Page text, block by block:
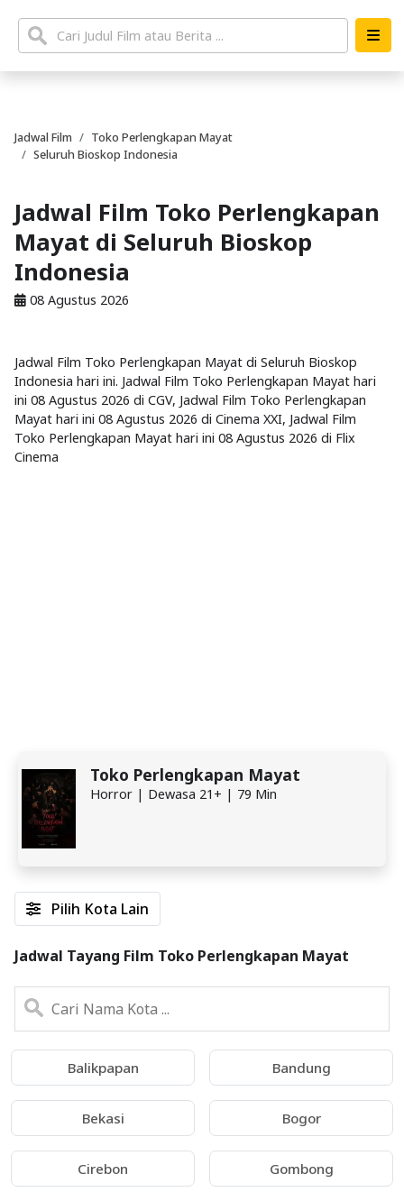
Jadwal Film
Toko Perlengkapan Mayat
Seluruh Bioskop Indonesia
Jadwal Film Toko Perlengkapan
Mayat di Seluruh Bioskop
Indonesia
08 Agustus 2026
Jadwal Film Toko Perlengkapan Mayat di Seluruh Bioskop
Indonesia hari ini. Jadwal Film Toko Perlengkapan Mayat hari
ini 08 Agustus 2026 di CGV, Jadwal Film Toko Perlengkapan
Mayat hari ini 08 Agustus 2026 di Cinema XXI, Jadwal Film
Toko Perlengkapan Mayat hari ini 08 Agustus 2026 di Flix
Cinema
Toko Perlengkapan Mayat
Horror | Dewasa 21+ | 79 Min
Pilih Kota Lain
Jadwal Tayang Film Toko Perlengkapan Mayat
Balikpapan Bandung
Bekasi Bogor
Cirebon Gombong